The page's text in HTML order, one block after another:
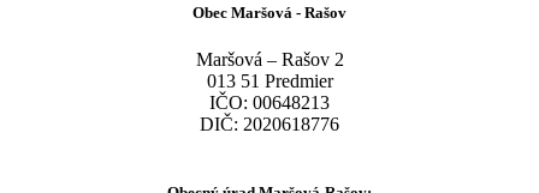
Obec Maršová - Rašov
Maršová – Rašov 2
013 51 Predmier
IČO: 00648213
DIČ: 2020618776